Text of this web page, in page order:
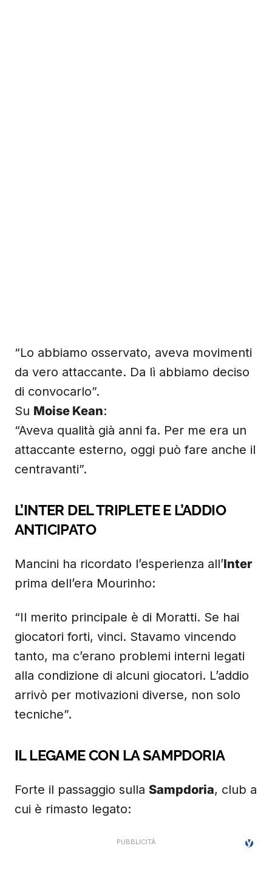
“Lo abbiamo osservato, aveva movimenti
da vero attaccante. Da lì abbiamo deciso
di convocarlo”.
Su Moise Kean:
“Aveva qualità già anni fa. Per me era un
attaccante esterno, oggi può fare anche il
centravanti”.
L’INTER DEL TRIPLETE E L’ADDIO
ANTICIPATO
Mancini ha ricordato l’esperienza all’Inter
prima dell’era Mourinho:
“Il merito principale è di Moratti. Se hai
giocatori forti, vinci. Stavamo vincendo
tanto, ma c’erano problemi interni legati
alla condizione di alcuni giocatori. L’addio
arrivò per motivazioni diverse, non solo
tecniche”.
IL LEGAME CON LA SAMPDORIA
Forte il passaggio sulla Sampdoria, club a
cui è rimasto legato: